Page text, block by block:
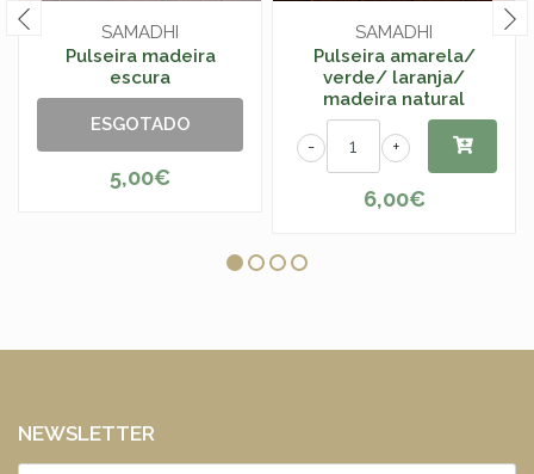
SAMADHI
Pulseira madeira
escura
ESGOTADO
5,00€
SAMADHI
Pulseira amarela/
verde/ laranja/
madeira natural
+
-
6,00€
NEWSLETTER